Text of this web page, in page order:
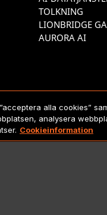
TOLKNING
LIONBRIDGE
AURORA AI
alla cookies”
analysera
Cookieinformation